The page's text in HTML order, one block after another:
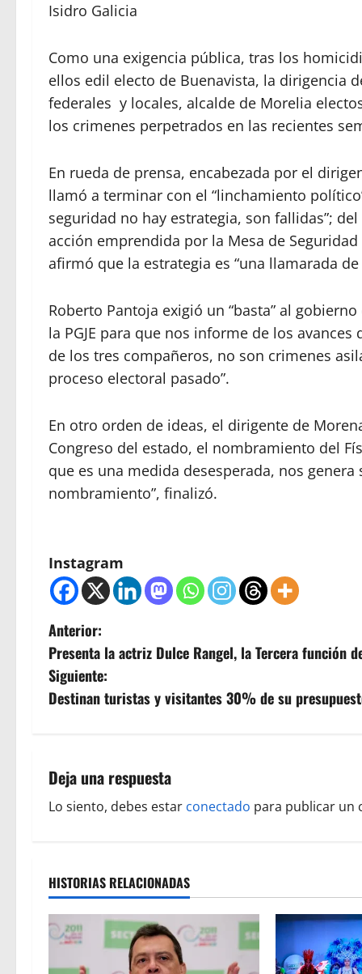
Isidro Galicia
Como una exigencia pública, tras los
ellos edil electo de Buenavista, la dirigencia
federales y locales, alcalde de Morelia
los crimenes perpetrados en las recientes
En rueda de prensa, encabezada por el
llamó a terminar con el “linchamiento
seguridad no hay estrategia, son fallidas”;
acción emprendida por la Mesa de
afirmó que la estrategia es “una llamarada de
Roberto Pantoja exigió un “basta” al
la PGJE para que nos informe de los
de los tres compañeros, no son crimenes
proceso electoral pasado”.
En otro orden de ideas, el dirigente de
Congreso del estado, el nombramiento del
que es una medida desesperada, nos
nombramiento”, finalizó.
Instagram
N
a
v
g
a
i
ó
n
Anterior:
Presenta la actriz Dulce Rangel, la Tercera función
Siguiente:
Destinan turistas y visitantes 30% de su
Deja una respuesta
Lo siento, debes estar conectado para publicar un
HISTORIAS RELACIONADAS